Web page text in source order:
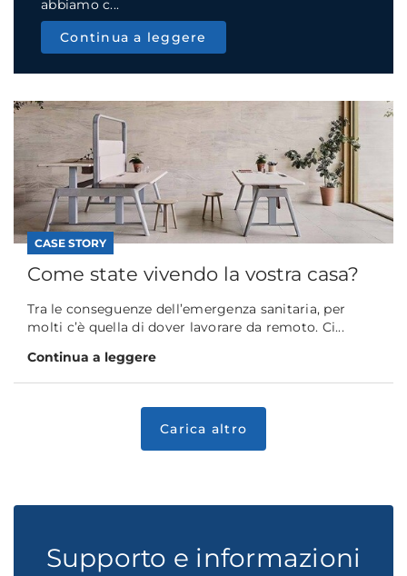
abbiamo c...
Continua a leggere
CASE STORY
Come state vivendo la vostra casa?
Tra le conseguenze dell’emergenza sanitaria, per
molti c’è quella di dover lavorare da remoto. Ci...
Continua a leggere
Supporto e informazioni